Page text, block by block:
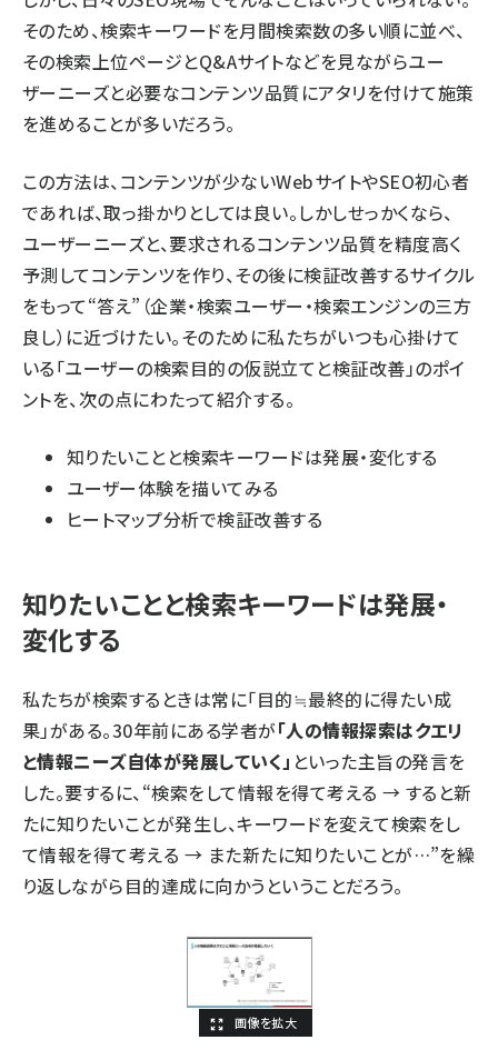
そのため、検索キーワードを月間検索数の多い順に並べ、
その検索上位ページとQ&Aサイトなどを見ながらユー
ザーニーズと必要なコンテンツ品質にアタリを付けて施策
を進めることが多いだろう。
この方法は、コンテンツが少ないWebサイトやSEO初心者
であれば、取っ掛かりとしては良い。しかしせっかくなら、
ユーザーニーズと、要求されるコンテンツ品質を精度高く
予測してコンテンツを作り、その後に検証改善するサイクル
をもって“答え”（企業・検索ユーザー・検索エンジンの三方
良し）に近づけたい。そのために私たちがいつも心掛けて
いる「ユーザーの検索目的の仮説立てと検証改善」のポイ
ントを、次の点にわたって紹介する。
知りたいことと検索キーワードは発展・変化する
ユーザー体験を描いてみる
ヒートマップ分析で検証改善する
知りたいことと検索キーワードは発展・
変化する
私たちが検索するときは常に「目的≒最終的に得たい成
果」がある。30年前にある学者が「人の情報探索はクエリ
と情報ニーズ自体が発展していく」 といった主旨の発言を
した。要するに、“検索をして情報を得て考える → すると新
たに知りたいことが発生し、キーワードを変えて検索をし
て情報を得て考える → また新たに知りたいことが…”を繰
り返しながら目的達成に向かうということだろう。